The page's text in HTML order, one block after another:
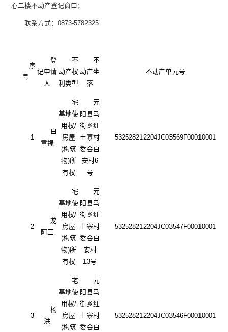
心二楼不动产登记窗口；
联系方式： 0873-5782325
序
号
登
记申请
人
不
动产权
利类型
不
动产坐
落
不动产单元号
1
白
章禄
宅
基地使
用权/
房屋
(构筑
物)所
有权
元
阳县马
街乡红
土寨村
委会白
安村6
号
532528212204JC03569F00010001
2
龙
阿三
宅
基地使
用权/
房屋
(构筑
物)所
有权
元
阳县马
街乡红
土寨村
委会白
安村
13号
532528212204JC03547F00010001
3
杨
洪
宅
基地使
用权/
房屋
(构筑
元
阳县马
街乡红
土寨村
委会白
532528212204JC03546F00010001